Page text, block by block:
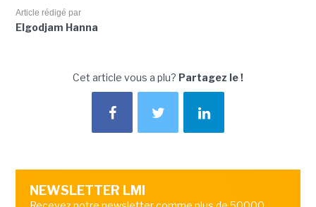
Article rédigé par
Elgodjam Hanna
Cet article vous a plu? Partagez le !
NEWSLETTER LMI